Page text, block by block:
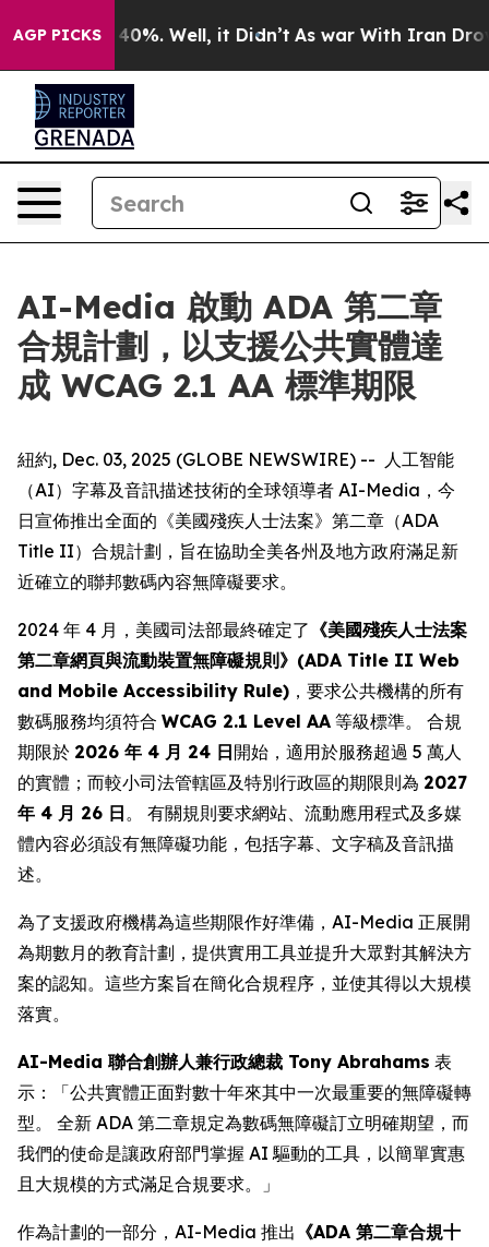
AGP PICKS40%. Well, it Didn’t As war With Iran Drove
AI-Media 啟動 ADA 第二章
合規計劃，以支援公共實體達
成 WCAG 2.1 AA 標準期限
紐約, Dec. 03, 2025 (GLOBE NEWSWIRE) -- 人工智能
（AI）字幕及音訊描述技術的全球領導者 AI-Media，今
日宣佈推出全面的《美國殘疾人士法案》第二章（ADA
Title II）合規計劃，旨在協助全美各州及地方政府滿足新
近確立的聯邦數碼內容無障礙要求。
2024 年 4 月，美國司法部最終確定了 《美國殘疾人士法案
第二章網頁與流動裝置無障礙規則》(ADA Title II Web
and Mobile Accessibility Rule) ，要求公共機構的所有
數碼服務均須符合 WCAG 2.1 Level AA 等級標準。 合規
期限於 2026 年 4 月 24 日開始，適用於服務超過 5 萬人
的實體；而較小司法管轄區及特別行政區的期限則為 2027
年 4 月 26 日。 有關規則要求網站、流動應用程式及多媒
體內容必須設有無障礙功能，包括字幕、文字稿及音訊描
述。
為了支援政府機構為這些期限作好準備，AI-Media 正展開
為期數月的教育計劃，提供實用工具並提升大眾對其解決方
案的認知。這些方案旨在簡化合規程序，並使其得以大規模
落實。
AI-Media 聯合創辦人兼行政總裁 Tony Abrahams 表
示：「公共實體正面對數十年來其中一次最重要的無障礙轉
型。 全新 ADA 第二章規定為數碼無障礙訂立明確期望，而
我們的使命是讓政府部門掌握 AI 驅動的工具，以簡單實惠
且大規模的方式滿足合規要求。」
作為計劃的一部分，AI-Media 推出 《ADA 第二章合規十